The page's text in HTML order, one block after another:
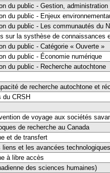
du public - Gestion, administration
du public - Enjeux
du public - Les communautés du
sur la systhèse de connaissances
du public - Catégorie « Ouverte »
du public - Économie numérique
du public - Recherche autochtone
de recherche autochtone et
du CRSH
de voyage aux sociétés
de recherche au Canada
et de transfert
et les avancées
à libre accès
des sciences humaines)